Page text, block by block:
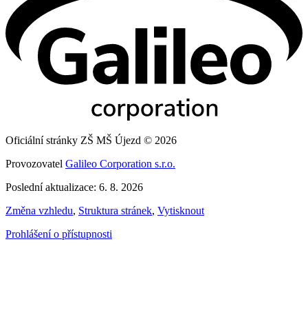
Oficiální stránky ZŠ MŠ Újezd © 2026
Provozovatel Galileo Corporation s.r.o.
Poslední aktualizace: 6. 8. 2026
Změna vzhledu, Struktura stránek, Vytisknout
Prohlášení o přístupnosti